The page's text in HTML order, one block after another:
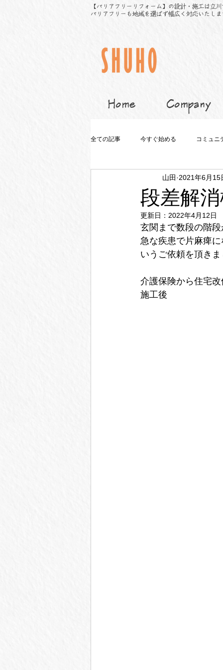
【バリアフリーリフォーム】の設計・施工は立
バリアフリーも地域を選ばず幅広く対応いたし
Home Company
全ての記事 今すぐ始める コミュニ
段差解
山田 2021年6月15
更新日： 2022年4月12日
玄関まで数段の階
急な疾患で片麻痺
いうご依頼を頂き
介護保険から住宅
施工後